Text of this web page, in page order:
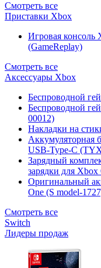
Смотреть все
Приставки Xbox
Игровая консоль
(GameReplay)
Смотреть все
Аксессуары Xbox
Беспроводной
Беспроводной
00012)
Накладки на
Аккумуляторная
USB-Type-C
Зарядный
зарядки для
Оригинальный
One (S model-
Смотреть все
Switch
Лидеры продаж